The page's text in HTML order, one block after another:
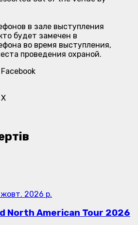
в зале выступления
будет замечен в
во время выступления,
проведения охраной.
2026 р.
North American Tour 2026